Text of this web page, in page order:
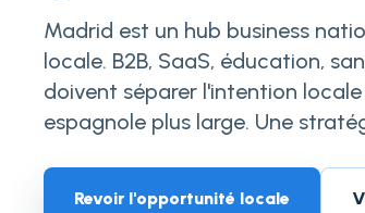
Madrid est un hub business
locale. B2B, SaaS, éducation,
doivent séparer l'intention
espagnole plus large. Une
Revoir l'opportunité locale